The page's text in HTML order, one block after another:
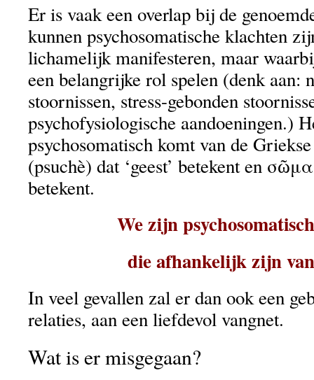
Er is vaak een overlap bij de
kunnen psychosomatische klachten
lichamelijk manifesteren, maar
een belangrijke rol spelen (denk aan:
stoornissen, stress-gebonden
psychofysiologische aandoeningen.)
psychosomatisch komt van de
(psuchè) dat ‘geest’ betekent en
betekent.
We zijn
die afhankelijk zijn
In veel gevallen zal er dan ook een
relaties, aan een liefdevol vangnet.
Wat is er misgegaan?